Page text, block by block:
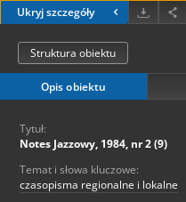
Ukryj szczegóły
Struktura obiektu
Opis obiektu
Tytuł:
Notes Jazzowy, 1984, nr 2 (9)
Temat i słowa kluczowe:
czasopisma regionalne i lokalne